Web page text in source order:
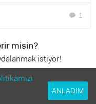
chat 1
misin?
istiyor!
ANLADIM